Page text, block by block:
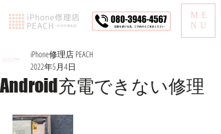
ME
NU
Android充電できない修理
iPhone修理店 PEACH
2022年5月4日